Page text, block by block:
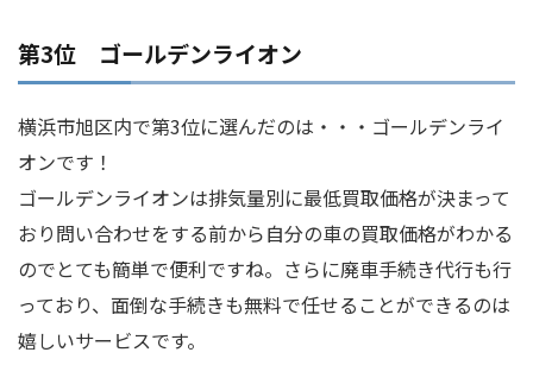
第3位 ゴールデンライオン
横浜市旭区内で第3位に選んだのは・・・ゴールデンライ
オンです！
ゴールデンライオンは排気量別に最低買取価格が決まって
おり問い合わせをする前から自分の車の買取価格がわかる
のでとても簡単で便利ですね。さらに廃車手続き代行も行
っており、面倒な手続きも無料で任せることができるのは
嬉しいサービスです。